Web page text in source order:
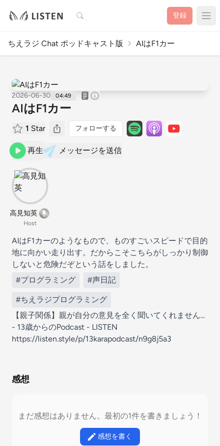
検索 登録
ちえラジ Chat ポッドキャスト版 AIはF1カー
2026-06-30 04:49
AIはF1カー
1 Star フォローする
再生 メッセージを送信
高見知英
Host
AIはF1カーのようなもので、ものすごいスピードで目的
地に向かい走り出す。だからこそこちらがしっかり制御
しないと危険だぞという話をしました。
#プログラミング
#声日記
#ちえラジプログラミング
【親子関係】親が自分の意見を全く聞いてくれません...
- 13歳からのPodcast - LISTEN
https://listen.style/p/13karapodcast/n9g8j5a3
感想
まだ感想はありません。最初の1件を書きましょう！
感想を書く